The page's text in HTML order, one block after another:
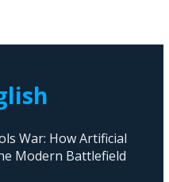
War: How Artificial
Modern Battlefield